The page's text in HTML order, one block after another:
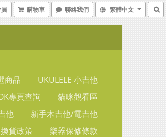
購物車 聯絡我們 繁體中文
商品
UKULELE 小吉他
專頁查詢
貓咪觀看區
他
新手木吉他/電吉他
貨政策 樂器保修條款